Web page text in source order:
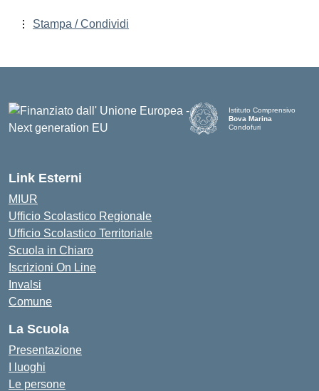
Stampa / Condividi
Istituto Comprensivo
Bova Marina
Condofuri
Link Esterni
MIUR
Ufficio Scolastico Regionale
Ufficio Scolastico Territoriale
Scuola in Chiaro
Iscrizioni On Line
Invalsi
Comune
La Scuola
Presentazione
I luoghi
Le persone